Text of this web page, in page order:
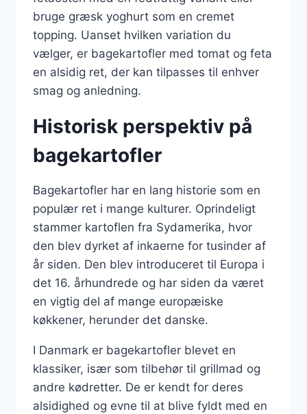
bruge græsk yoghurt som en cremet
topping. Uanset hvilken variation du
vælger, er bagekartofler med tomat og feta
en alsidig ret, der kan tilpasses til enhver
smag og anledning.
Historisk perspektiv på
bagekartofler
Bagekartofler har en lang historie som en
populær ret i mange kulturer. Oprindeligt
stammer kartoflen fra Sydamerika, hvor
den blev dyrket af inkaerne for tusinder af
år siden. Den blev introduceret til Europa i
det 16. århundrede og har siden da været
en vigtig del af mange europæiske
køkkener, herunder det danske.
I Danmark er bagekartofler blevet en
klassiker, især som tilbehør til grillmad og
andre kødretter. De er kendt for deres
alsidighed og evne til at blive fyldt med en